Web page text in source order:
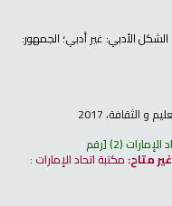
الشكل الأدبي: غير أدبي؛ الجمهور:
الثقافة، 2017
الإمارات (2) رقم
غير متاح: مكتبة اتحاد الإمارات :